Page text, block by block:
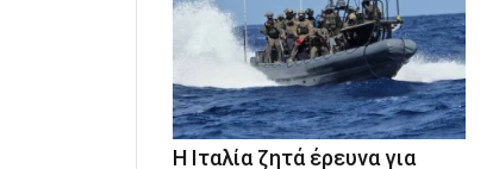
Η Ιταλία ζητά έρευνα για